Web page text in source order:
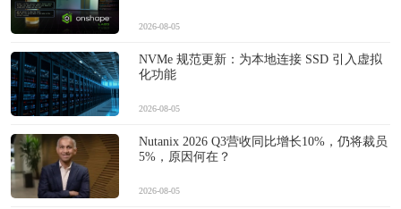
2026-08-05
NVMe 规范更新：为本地连接 SSD 引入虚拟
化功能
2026-08-05
Nutanix 2026 Q3营收同比增长10%，仍将裁员
5%，原因何在？
2026-08-05